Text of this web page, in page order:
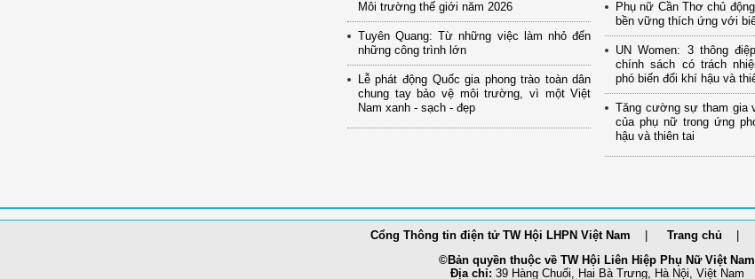
Môi trường thế giới năm 2026
Tuyên Quang: Từ những việc làm nhỏ đến
những công trình lớn
Lễ phát động Quốc gia phong trào toàn dân
chung tay bảo vệ môi trường, vì một Việt
Nam xanh - sạch - đẹp
Phụ nữ Cần Thơ chủ
bền vững thích ứng với
UN Women: 3 thông
chính sách có trách
phó biến đổi khí hậu và
Tăng cường sự tham gia
của phụ nữ trong ứng
hậu và thiên tai
Cổng Thông tin điện tử TW Hội LHPN Việt Nam Trang chủ
©Bản quyền thuộc về TW Hội Liên Hiệp Phụ Nữ Việt Nam
Địa chỉ: 39 Hàng Chuối, Hai Bà Trưng, Hà Nội, Việt Nam